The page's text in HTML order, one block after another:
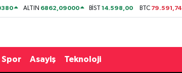
ALTIN 6862,09000 BİST14.598,00 BTC 79.591,74
Spor Asayiş Teknoloji